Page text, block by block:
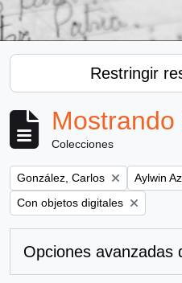
Restringir
Colecciones
Remove filter:
González, Carlos Remove
Aylwin
Remove filter:
Con objetos digitales
Opciones avanzadas